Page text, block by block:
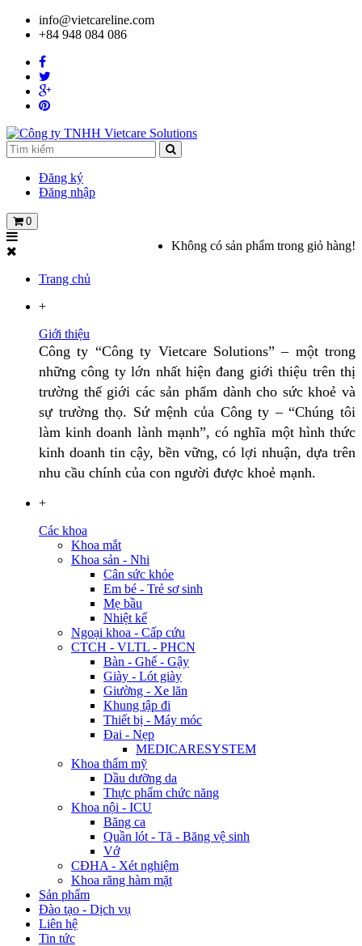
info@vietcareline.com
+84 948 084 086
Đăng ký
Đăng nhập
0
Không có sản phẩm trong giỏ hàng!
Trang chủ
+
Giới thiệu
Công ty “Công ty Vietcare Solutions” – một trong
những công ty lớn nhất hiện đang giới thiệu trên thị
trường thế giới các sản phẩm dành cho sức khoẻ và
sự trường thọ. Sứ mệnh của Công ty – “Chúng tôi
làm kinh doanh lành mạnh”, có nghĩa một hình thức
kinh doanh tin cậy, bền vững, có lợi nhuận, dựa trên
nhu cầu chính của con người được khoẻ mạnh.
+
Các khoa
Khoa mắt
Khoa sản - Nhi
Cân sức khỏe
Em bé - Trẻ sơ sinh
Mẹ bầu
Nhiệt kế
Ngoại khoa - Cấp cứu
CTCH - VLTL - PHCN
Bàn - Ghế - Gậy
Giày - Lót giày
Giường - Xe lăn
Khung tập đi
Thiết bị - Máy móc
Đai - Nẹp
MEDICARESYSTEM
Khoa thẩm mỹ
Dầu dưỡng da
Thực phẩm chức năng
Khoa nội - ICU
Băng ca
Quần lót - Tã - Băng vệ sinh
Vớ
CĐHA - Xét nghiệm
Khoa răng hàm mặt
Sản phẩm
Đào tạo - Dịch vụ
Liên hệ
Tin tức